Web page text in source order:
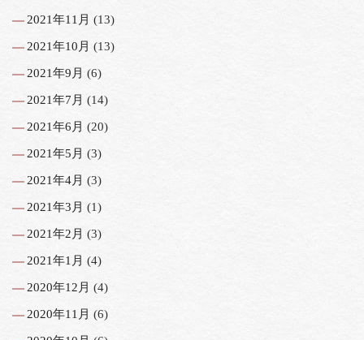
2021年11月 (13)
2021年10月 (13)
2021年9月 (6)
2021年7月 (14)
2021年6月 (20)
2021年5月 (3)
2021年4月 (3)
2021年3月 (1)
2021年2月 (3)
2021年1月 (4)
2020年12月 (4)
2020年11月 (6)